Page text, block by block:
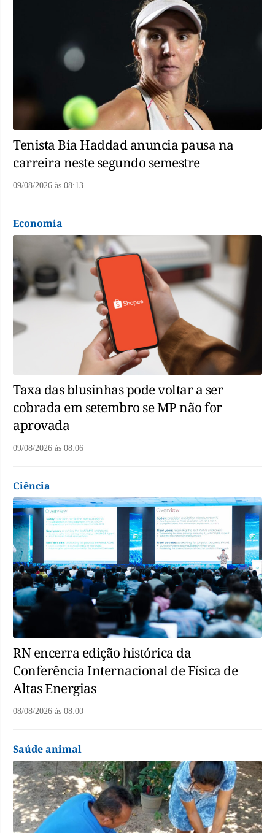
Tenista Bia Haddad anuncia pausa na
carreira neste segundo semestre
09/08/2026 às 08:13
Economia
Taxa das blusinhas pode voltar a ser
cobrada em setembro se MP não for
aprovada
09/08/2026 às 08:06
Ciência
RN encerra edição histórica da
Conferência Internacional de Física de
Altas Energias
08/08/2026 às 08:00
Saúde animal